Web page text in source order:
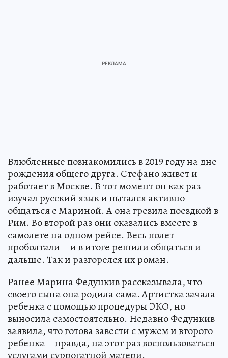
Влюбленные познакомились в 2019 году на дне
рождения общего друга. Стефано живет и
работает в Москве. В тот момент он как раз
изучал русский язык и пытался активно
общаться с Мариной. А она грезила поездкой в
Рим. Во второй раз они оказались вместе в
самолете на одном рейсе. Весь полет
проболтали – и в итоге решили общаться и
дальше. Так и разгорелся их роман.
Ранее Марина Федункив рассказывала, что
своего сына она родила сама. Артистка зачала
ребенка с помощью процедуры ЭКО, но
выносила самостоятельно. Недавно Федункив
заявила, что готова завести с мужем и второго
ребенка – правда, на этот раз воспользоваться
услугами суррогатной матери.